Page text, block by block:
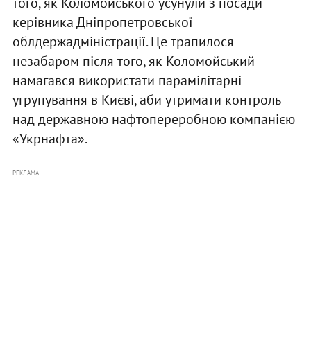
керівника Дніпропетровської
облдержадміністрації. Це трапилося
незабаром після того, як Коломойський
намагався використати парамілітарні
угрупування в Києві, аби утримати контроль
над державною нафтопереробною компанією
«Укрнафта».
РЕКЛАМА